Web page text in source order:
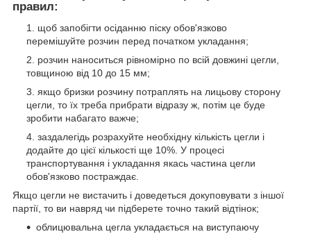
правил:
щоб запобігти осіданню піску обов'язково
перемішуйте розчин перед початком укладання;
розчин наноситься рівномірно по всій довжині цегли,
товщиною від 10 до 15 мм;
якщо бризки розчину потраплять на лицьову сторону
цегли, то їх треба прибрати відразу ж, потім це буде
зробити набагато важче;
заздалегідь розрахуйте необхідну кількість цегли і
додайте до цієї кількості ще 10%. У процесі
транспортування і укладання якась частина цегли
обов'язково постраждає.
Якщо цегли не вистачить і доведеться докуповувати з іншої
партії, то ви навряд чи підберете точно такий відтінок;
облицювальна цегла укладається на виступаючу